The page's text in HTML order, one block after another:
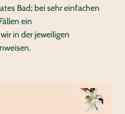
Bad; bei sehr einfachen
ein
in der jeweiligen